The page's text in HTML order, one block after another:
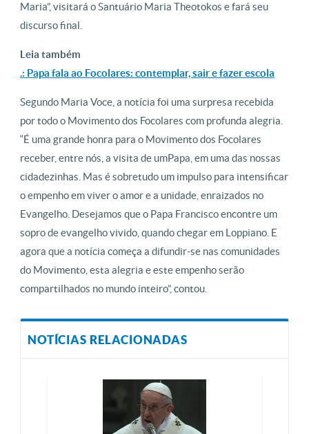
Maria”, visitará o Santuário Maria Theotokos e fará seu
discurso final.
Leia também
.: Papa fala ao Focolares: contemplar, sair e fazer escola
Segundo Maria Voce, a notícia foi uma surpresa recebida
por todo o Movimento dos Focolares com profunda alegria.
“É uma grande honra para o Movimento dos Focolares
receber, entre nós, a visita de umPapa, em uma das nossas
cidadezinhas. Mas é sobretudo um impulso para intensificar
o empenho em viver o amor e a unidade, enraizados no
Evangelho. Desejamos que o Papa Francisco encontre um
sopro de evangelho vivido, quando chegar em Loppiano. E
agora que a notícia começa a difundir-se nas comunidades
do Movimento, esta alegria e este empenho serão
compartilhados no mundo inteiro”, contou.
NOTÍCIAS RELACIONADAS